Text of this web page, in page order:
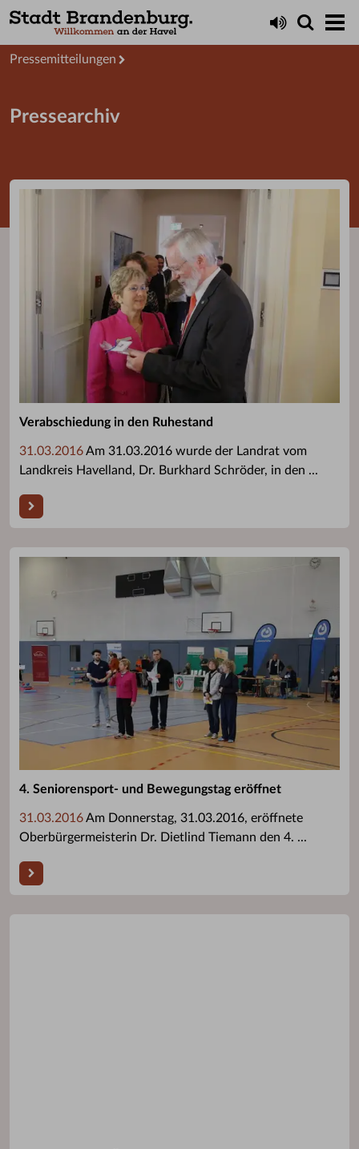
Presseservice
Pressemitteilungen
Pressearchiv
Verabschiedung in den Ruhestand
31.03.2016Am 31.03.2016 wurde der Landrat vom
Landkreis Havelland, Dr. Burkhard Schröder, in den ...
4. Seniorensport- und Bewegungstag eröffnet
31.03.2016Am Donnerstag, 31.03.2016, eröffnete
Oberbürgermeisterin Dr. Dietlind Tiemann den 4. ...